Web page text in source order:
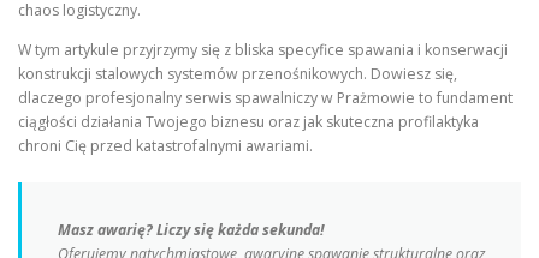
chaos logistyczny.
W tym artykule przyjrzymy się z bliska specyfice spawania i konserwacji
konstrukcji stalowych systemów przenośnikowych. Dowiesz się,
dlaczego profesjonalny serwis spawalniczy w Prażmowie to fundament
ciągłości działania Twojego biznesu oraz jak skuteczna profilaktyka
chroni Cię przed katastrofalnymi awariami.
Masz awarię? Liczy się każda sekunda!
Oferujemy natychmiastowe, awaryjne spawanie strukturalne oraz